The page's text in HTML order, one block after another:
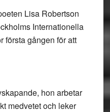
Lisa Robertson
Internationella
första gången för att
hon arbetar
medvetet och leker